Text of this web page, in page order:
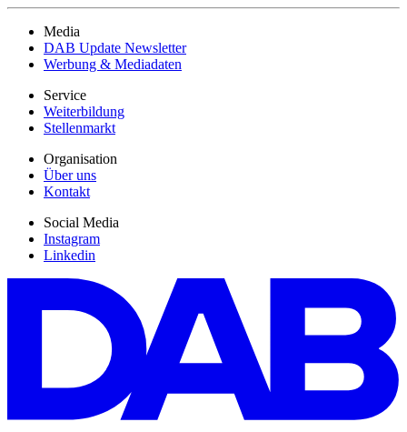
Media
DAB Update Newsletter
Werbung & Mediadaten
Service
Weiterbildung
Stellenmarkt
Organisation
Über uns
Kontakt
Social Media
Instagram
Linkedin